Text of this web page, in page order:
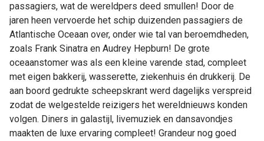
passagiers, wat de wereldpers deed smullen! Door de
jaren heen vervoerde het schip duizenden passagiers de
Atlantische Oceaan over, onder wie tal van beroemdheden,
zoals Frank Sinatra en Audrey Hepburn! De grote
oceaanstomer was als een kleine varende stad, compleet
met eigen bakkerij, wasserette, ziekenhuis én drukkerij. De
aan boord gedrukte scheepskrant werd dagelijks verspreid
zodat de welgestelde reizigers het wereldnieuws konden
volgen. Diners in galastijl, livemuziek en dansavondjes
maakten de luxe ervaring compleet! Grandeur nog goed